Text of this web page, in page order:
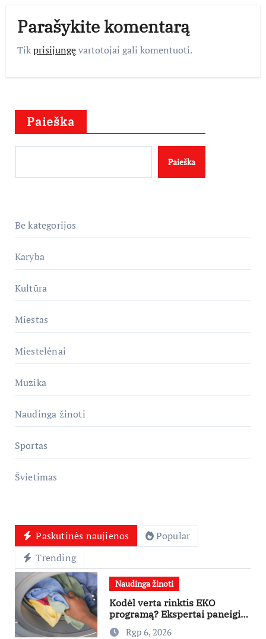
Parašykite komentarą
Tikprisijungęvartotojai gali komentuoti.
Paieška
Paieška
Be kategorijos
Karyba
Kultūra
Miestas
Miestelėnai
Muzika
Naudinga žinoti
Sportas
Švietimas
Paskutinės naujienos
Popular
Trending
Naudinga žinoti
Kodėl verta rinktis EKO
programą? Ekspertai paneigia
dažniausius mitus
Rgp 6, 2026